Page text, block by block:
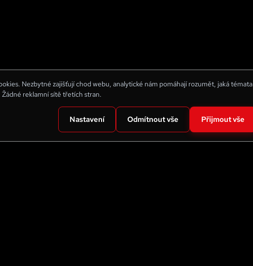
Nezbytné zajišťují chod webu, analytické nám pomáhají rozumět, jaká témata
reklamní sítě třetích stran.
Nastavení Odmítnout vše Přijmout vše